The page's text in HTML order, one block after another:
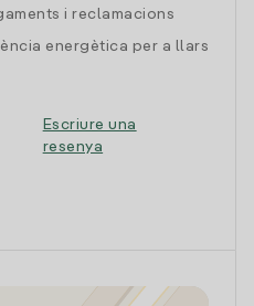
i reclamacions
energètica per a llars
Escriure una
resenya